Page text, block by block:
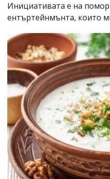
Инициативата е на
ентъртейнмънта, които